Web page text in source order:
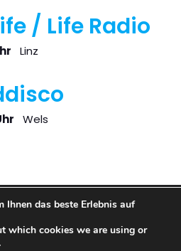
/ Life Radio
Linz
Wels
with
using WordPress
Kubio
Ihnen das beste Erlebnis auf
which cookies we are using or